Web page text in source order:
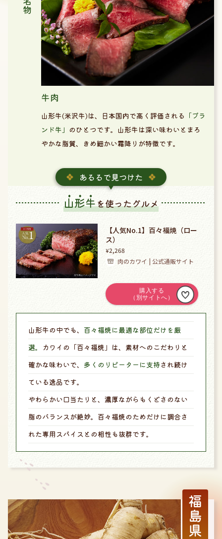
牛肉
山形牛(米沢牛)は、日本国内で高く評価される 「ブラ
ンド牛」 のひとつです。山形牛は深い味わいとまろ
やかな脂質、きめ細かい霜降りが特徴です。
あるるで見つけた
山形牛を使ったグルメ
【人気No.1】百々福焼（ロー
ス）
¥2,268
肉のカワイ | 公式通販サイト
山形牛の中でも、 百々福焼に最適な部位だけを厳
選。
カワイの「百々福焼」は、素材へのこだわりと
確かな味わいで、 多くのリピーターに支持され続け
ている逸品です。
やわらかい口当たりと、濃厚ながらもくどさのない
脂のバランスが絶妙。百々福焼のためだけに調合さ
れた専用スパイスとの相性も抜群です。
福島県